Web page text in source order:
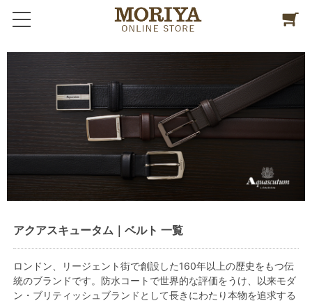
アクアスキュータム｜ベルト 一覧
ロンドン、リージェント街で創設した160年以上の歴史をもつ伝
統のブランドです。防水コートで世界的な評価をうけ、以来モダ
ン・ブリティッシュブランドとして長きにわたり本物を追求する